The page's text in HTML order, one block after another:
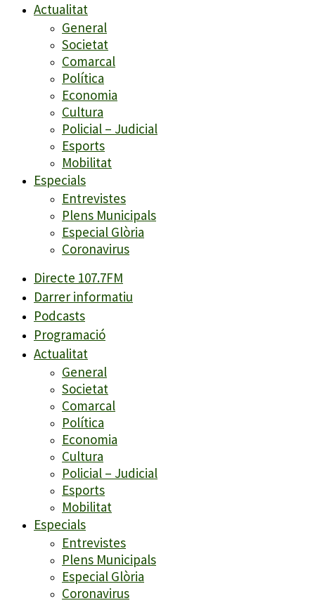
Actualitat
General
Societat
Comarcal
Política
Economia
Cultura
Policial – Judicial
Esports
Mobilitat
Especials
Entrevistes
Plens Municipals
Especial Glòria
Coronavirus
Directe 107.7FM
Darrer informatiu
Podcasts
Programació
Actualitat
General
Societat
Comarcal
Política
Economia
Cultura
Policial – Judicial
Esports
Mobilitat
Especials
Entrevistes
Plens Municipals
Especial Glòria
Coronavirus